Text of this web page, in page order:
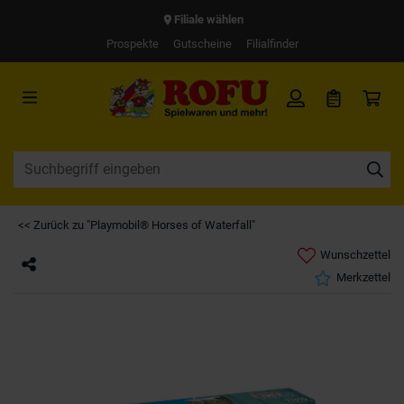
Filiale wählen
Prospekte
Gutscheine Filialfinder
<< Zurück zu "Playmobil® Horses of Waterfall"
Wunschzettel
Merkzettel